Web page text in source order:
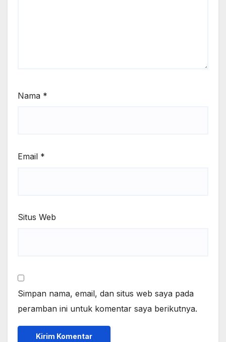
Nama *
Email *
Situs Web
Simpan nama, email, dan situs web saya pada
peramban ini untuk komentar saya berikutnya.